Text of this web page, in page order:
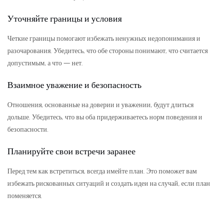
Уточняйте границы и условия
Четкие границы помогают избежать ненужных недопонимания и
разочарования. Убедитесь, что обе стороны понимают, что считается
допустимым, а что — нет.
Взаимное уважение и безопасность
Отношения, основанные на доверии и уважении, будут длиться
дольше. Убедитесь, что вы оба придерживаетесь норм поведения и
безопасности.
Планируйте свои встречи заранее
Перед тем как встретиться, всегда имейте план. Это поможет вам
избежать рискованных ситуаций и создать идеи на случай, если план
поменяется.